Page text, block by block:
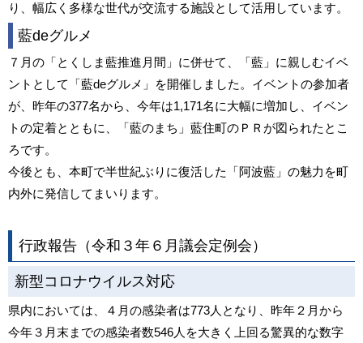
り、幅広く多様な世代が交流する施設として活用しています。
藍deグルメ
７月の「とくしま藍推進月間」に併せて、「藍」に親しむイベ
ントとして「藍deグルメ」を開催しました。イベントの参加者
が、昨年の377名から、今年は1,171名に大幅に増加し、イベン
トの定着とともに、「藍のまち」藍住町のＰＲが図られたとこ
ろです。
今後とも、本町で半世紀ぶりに復活した「阿波藍」の魅力を町
内外に発信してまいります。
行政報告（令和３年６月議会定例会）
新型コロナウイルス対応
県内においては、４月の感染者は773人となり、昨年２月から
今年３月末までの感染者数546人を大きく上回る驚異的な数字